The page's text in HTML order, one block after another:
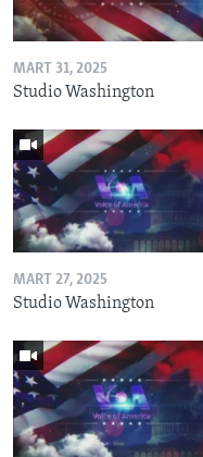
MART 31, 2025
Studio Washington
MART 27, 2025
Studio Washington